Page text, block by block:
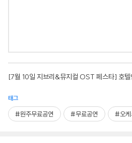
[7월 10일 지브리&뮤지컬 OST 페스타] 호텔
태그
#원주무료공연 #무료공연 #오케